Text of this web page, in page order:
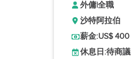
外傭|全職
沙特阿拉伯
薪金:US$ 400
休息日:待商議